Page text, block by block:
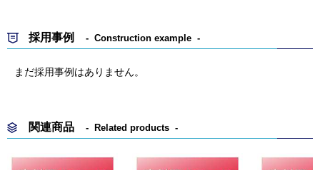
採用事例 Construction example
まだ採用事例はありません。
関連商品 Related products